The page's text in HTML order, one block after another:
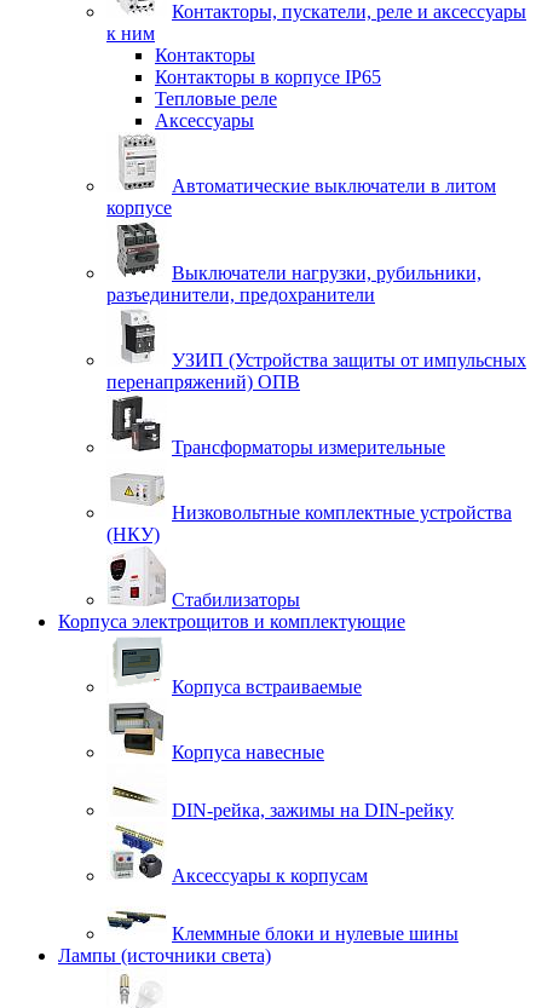
Контакторы, пускатели, реле и аксессуары
к ним
Контакторы
Контакторы в корпусе IP65
Тепловые реле
Аксессуары
Автоматические выключатели в литом
корпусе
Выключатели нагрузки, рубильники,
разъединители, предохранители
УЗИП (Устройства защиты от импульсных
перенапряжений) ОПВ
Трансформаторы измерительные
Низковольтные комплектные устройства
(НКУ)
Стабилизаторы
Корпуса электрощитов и комплектующие
Корпуса встраиваемые
Корпуса навесные
DIN-рейка, зажимы на DIN-рейку
Аксессуары к корпусам
Клеммные блоки и нулевые шины
Лампы (источники света)